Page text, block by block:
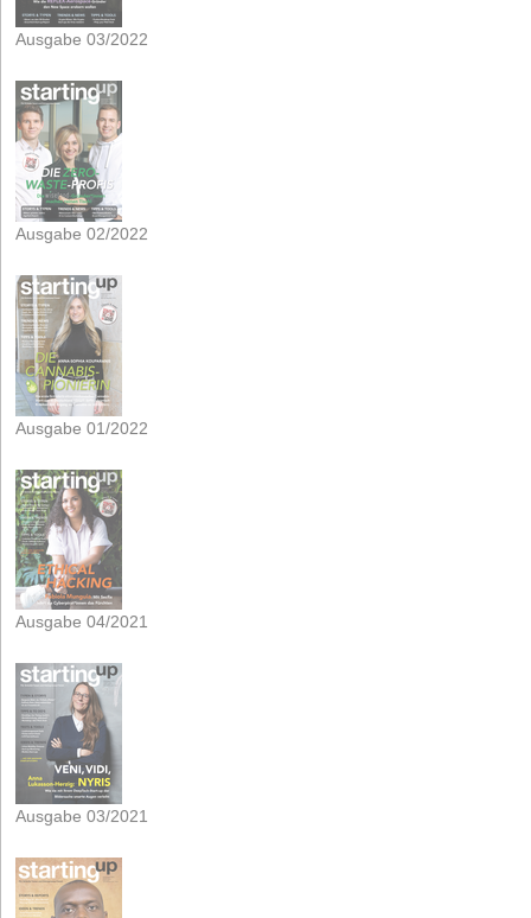
Ausgabe 03/2022
Ausgabe 02/2022
Ausgabe 01/2022
Ausgabe 04/2021
Ausgabe 03/2021